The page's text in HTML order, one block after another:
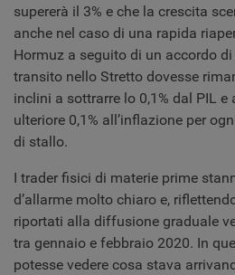
supererà il 3% e che la crescita
anche nel caso di una rapida
Hormuz a seguito di un accordo di
transito nello Stretto dovesse
inclini a sottrarre lo 0,1% dal PIL e
ulteriore 0,1% all’inflazione per
di stallo.
I trader fisici di materie prime
d’allarme molto chiaro e,
riportati alla diffusione graduale
tra gennaio e febbraio 2020. In
potesse vedere cosa stava